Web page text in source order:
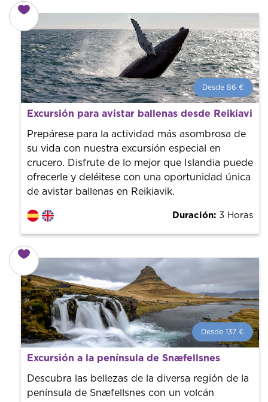
Desde 86 €
Desde 86 €
por persona.
¡Reserva con nosotros! Colaboramos con los mejores
guías de la ciudad para tener el mejor precio y servicio.
Excursión para avistar ballenas desde Reikiavik
Prepárese para la actividad más asombrosa de
su vida con nuestra excursión especial en
crucero. Disfrute de lo mejor que Islandia puede
ofrecerle y deléitese con una oportunidad única
de avistar ballenas en Reikiavik.
Duración: 3 Horas
Desde 137 €
Desde 137 € por persona.
¡Reserva con nosotros! Colaboramos con los mejores
guías de la ciudad para tener el mejor precio y servicio.
Excursión a la península de Snæfellsnes
Descubra las bellezas de la diversa región de la
península de Snæfellsnes con un volcán